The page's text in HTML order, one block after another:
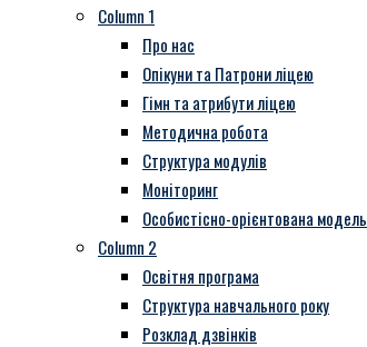
Column 1
Про нас
Опікуни та Патрони ліцею
Гімн та атрибути ліцею
Методична робота
Структура модулів
Моніторинг
Особистісно-орієнтована модель
Column 2
Освітня програма
Структура навчального року
Розклад дзвінків